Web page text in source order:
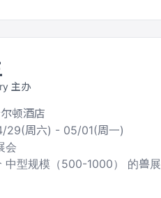
主办
顿酒店
29(周六) - 05/01(周一)
会
中型规模（500-1000） 的兽展